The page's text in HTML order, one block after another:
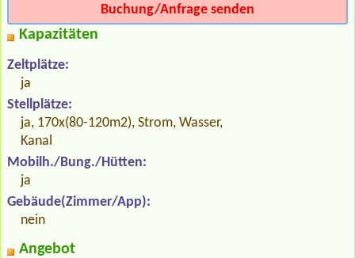
Buchung/Anfrage senden
Kapazitäten
Zeltplätze:
ja
Stellplätze:
ja, 170x(80-120m2), Strom, Wasser,
Kanal
Mobilh./Bung./Hütten:
ja
Gebäude(Zimmer/App):
nein
Angebot